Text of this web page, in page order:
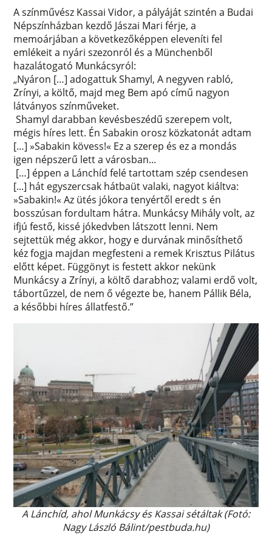
A színművész Kassai Vidor, a pályáját szintén a Budai
Népszínházban kezdő Jászai Mari férje, a
memoárjában a következőképpen eleveníti fel
emlékeit a nyári szezonról és a Münchenből
hazalátogató Munkácsyról:
„Nyáron […] adogattuk Shamyl, A negyven rabló,
Zrínyi, a költő, majd meg Bem apó című nagyon
látványos színműveket.
Shamyl darabban kevésbeszédű szerepem volt,
mégis híres lett. Én Sabakin orosz közkatonát adtam
[…] »Sabakin kövess!« Ez a szerep és ez a mondás
igen népszerű lett a városban...
[…] éppen a Lánchíd felé tartottam szép csendesen
[...] hát egyszercsak hátbaüt valaki, nagyot kiáltva:
»Sabakin!« Az ütés jókora tenyértől eredt s én
bosszúsan fordultam hátra. Munkácsy Mihály volt, az
ifjú festő, kissé jókedvben látszott lenni. Nem
sejtettük még akkor, hogy e durvának minősíthető
kéz fogja majdan megfesteni a remek Krisztus Pilátus
előtt képet. Függönyt is festett akkor nekünk
Munkácsy a Zrínyi, a költő darabhoz; valami erdő volt,
tábortűzzel, de nem ő végezte be, hanem Pállik Béla,
a későbbi híres állatfestő.”
A Lánchíd, ahol Munkácsy és Kassai sétáltak (Fotó:
Nagy László Bálint/pestbuda.hu)